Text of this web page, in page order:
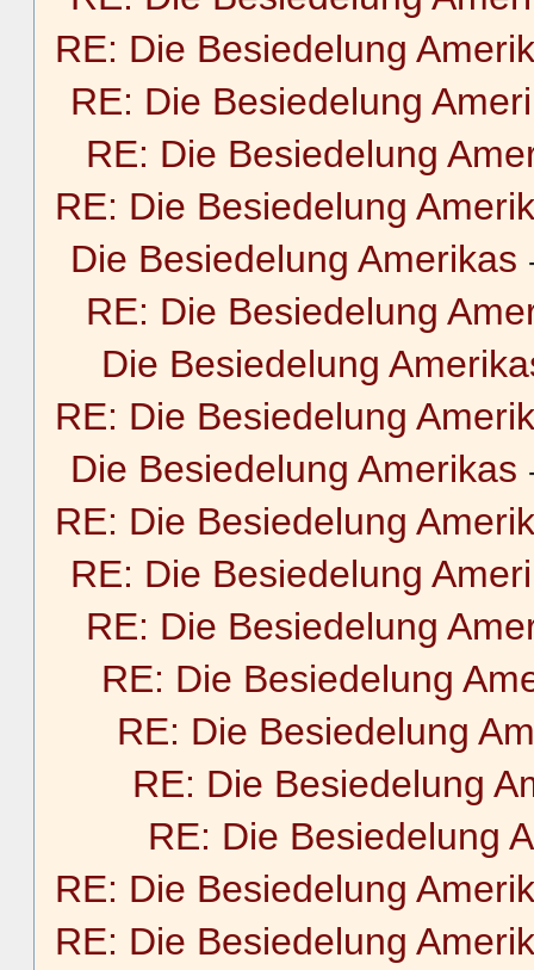
RE: Die Besiedelung
RE: Die Besiedelung
RE: Die Besiedelung
RE: Die Besiedelung
Die Besiedelung Amerikas
RE: Die Besiedelung
Die Besiedelung
RE: Die Besiedelung
Die Besiedelung Amerikas
RE: Die Besiedelung
RE: Die Besiedelung
RE: Die Besiedelung
RE: Die Besiedelung
RE: Die Besiedelung
RE: Die Besiedelung
RE: Die Besiedelung
RE: Die Besiedelung
RE: Die Besiedelung